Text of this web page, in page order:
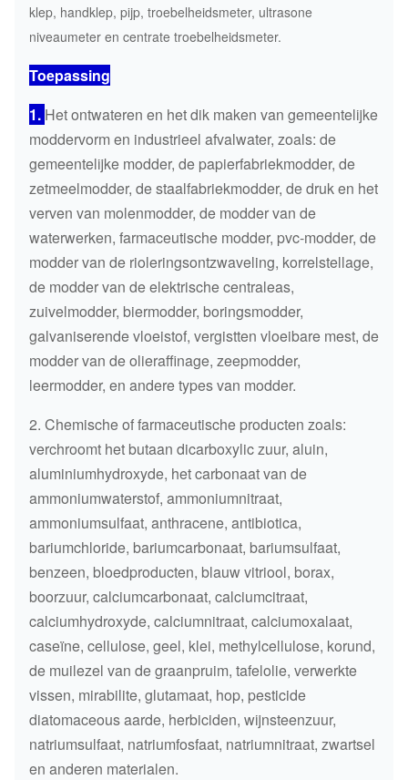
klep, handklep, pijp, troebelheidsmeter, ultrasone
niveaumeter en centrate troebelheidsmeter.
Toepassing
1. Het ontwateren en het dik maken van gemeentelijke
moddervorm en industrieel afvalwater, zoals: de
gemeentelijke modder, de papierfabriekmodder, de
zetmeelmodder, de staalfabriekmodder, de druk en het
verven van molenmodder, de modder van de
waterwerken, farmaceutische modder, pvc-modder, de
modder van de rioleringsontzwaveling, korrelstellage,
de modder van de elektrische centraleas,
zuivelmodder, biermodder, boringsmodder,
galvaniserende vloeistof, vergistten vloeibare mest, de
modder van de olieraffinage, zeepmodder,
leermodder, en andere types van modder.
2. Chemische of farmaceutische producten zoals:
verchroomt het butaan dicarboxylic zuur, aluin,
aluminiumhydroxyde, het carbonaat van de
ammoniumwaterstof, ammoniumnitraat,
ammoniumsulfaat, anthracene, antibiotica,
bariumchloride, bariumcarbonaat, bariumsulfaat,
benzeen, bloedproducten, blauw vitriool, borax,
boorzuur, calciumcarbonaat, calciumcitraat,
calciumhydroxyde, calciumnitraat, calciumoxalaat,
caseïne, cellulose, geel, klei, methylcellulose, korund,
de muilezel van de graanpruim, tafelolie, verwerkte
vissen, mirabilite, glutamaat, hop, pesticide
diatomaceous aarde, herbiciden, wijnsteenzuur,
natriumsulfaat, natriumfosfaat, natriumnitraat, zwartsel
en anderen materialen.